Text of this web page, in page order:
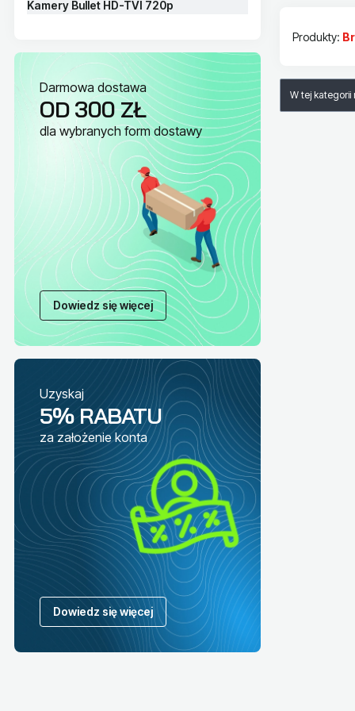
Kamery Bullet HD-TVI 720p
Darmowa dostawa
OD 300 ZŁ
dla wybranych form dostawy
Dowiedz się więcej
Uzyskaj
5% RABATU
za założenie konta
Dowiedz się więcej
Produkty:
Lista
W tej